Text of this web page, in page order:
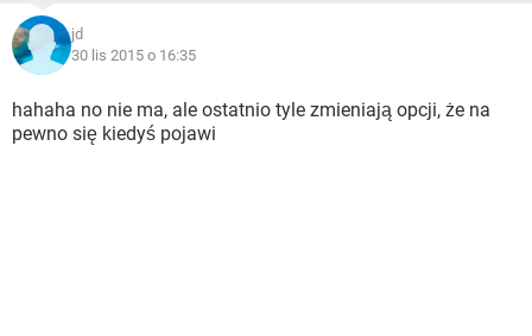
jd
30 lis 2015 o 16:35
hahaha no nie ma, ale ostatnio tyle zmieniają opcji, że na
pewno się kiedyś pojawi